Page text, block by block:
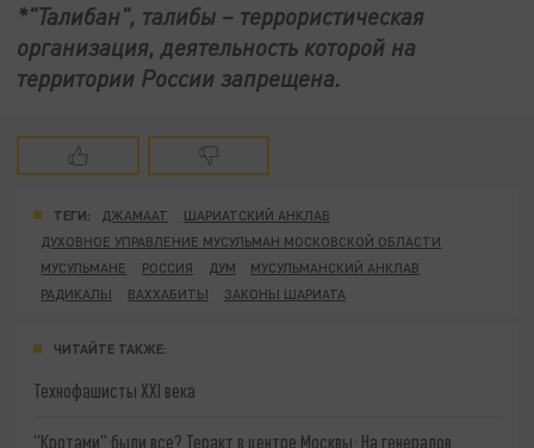
*"Талибан", талибы – террористическая
организация, деятельность которой на
территории России запрещена.
ТЕГИ: ДЖАМААТ
ШАРИАТСКИЙ АНКЛАВ
ДУХОВНОЕ УПРАВЛЕНИЕ МУСУЛЬМАН МОСКОВСКОЙ ОБЛАСТИ
МУСУЛЬМАНЕ
РОССИЯ ДУМ
МУСУЛЬМАНСКИЙ АНКЛАВ
РАДИКАЛЫ
ВАХХАБИТЫ ЗАКОНЫ ШАРИАТА
ЧИТАЙТЕ ТАКЖЕ:
Технофашисты XXI века
"Кротами" были все? Теракт в центре Москвы: На генералов